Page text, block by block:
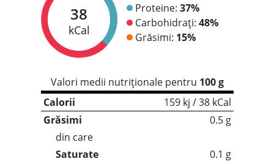
38
kCal
Proteine: 37%
Carbohidrați: 48%
Grăsimi: 15%
Valori medii nutriționale pentru 100 g
Calorii
159 kj / 38 kCal
Grăsimi
0.5 g
din care
Saturate
0.1 g